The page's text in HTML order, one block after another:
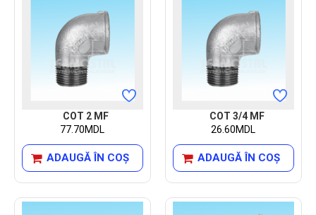
COT 2 MF
77.70MDL
ADAUGĂ ÎN COŞ
COT 3/4 MF
26.60MDL
ADAUGĂ ÎN COŞ